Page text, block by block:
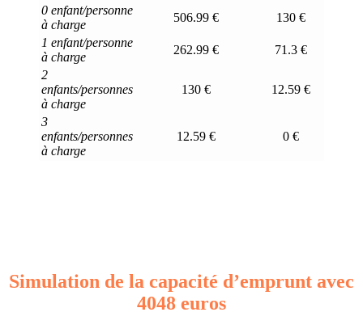
0 enfant/personne
à charge
506.99 €
130 €
1 enfant/personne
à charge
262.99 €
71.3 €
2
enfants/personnes
à charge
130 € 12.59 €
3
enfants/personnes
à charge
12.59 € 0 €
Simulation de la capacité d’emprunt avec
4048 euros